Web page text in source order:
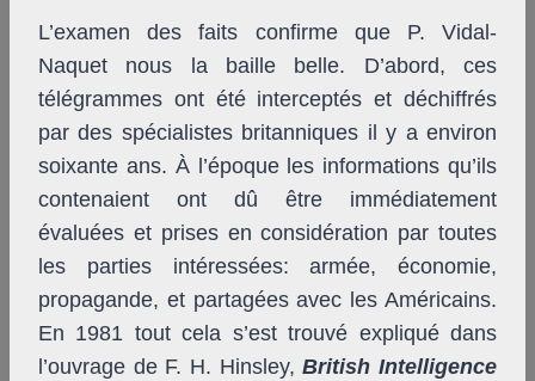
L’examen des faits confirme que P. Vidal-
Naquet nous la baille belle. D’abord, ces
télégrammes ont été interceptés et déchiffrés
par des spécialistes britanniques il y a environ
soixante ans. À l’époque les informations qu’ils
contenaient ont dû être immédiatement
évaluées et prises en considération par toutes
les parties intéressées: armée, économie,
propagande, et partagées avec les Américains.
En 1981 tout cela s’est trouvé expliqué dans
l’ouvrage de F. H. Hinsley,British Intelligence